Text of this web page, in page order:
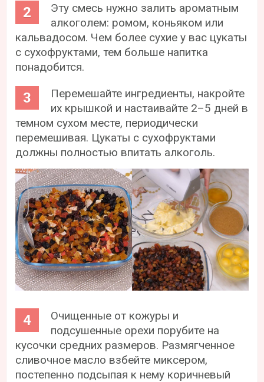
Эту смесь нужно залить ароматным
алкоголем: ромом, коньяком или
кальвадосом. Чем более сухие у вас цукаты
с сухофруктами, тем больше напитка
понадобится.
Перемешайте ингредиенты, накройте
их крышкой и настаивайте 2–5 дней в
темном сухом месте, периодически
перемешивая. Цукаты с сухофруктами
должны полностью впитать алкоголь.
Очищенные от кожуры и
подсушенные орехи порубите на
кусочки средних размеров. Размягченное
сливочное масло взбейте миксером,
постепенно подсыпая к нему коричневый